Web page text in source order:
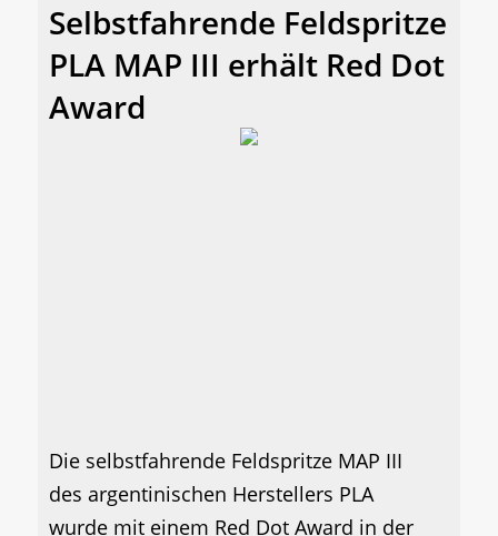
Selbstfahrende Feldspritze
PLA MAP III erhält Red Dot
Award
Die selbstfahrende Feldspritze MAP III
des argentinischen Herstellers PLA
wurde mit einem Red Dot Award in der